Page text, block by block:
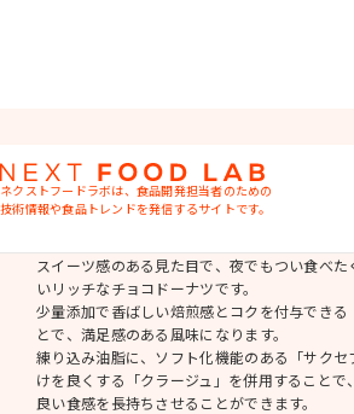
ネクストフードラボは、食品開発担当者のための
技術情報や食品トレンドを発信するサイトです。
記事
製品情報
レシピ
イベント・セミナー
ミヨシ油脂の強み
ドーナツ
チョコドーナツ
スイーツ感のある見た目で、夜でもつい食べ
いリッチなチョコドーナツです。
少量添加で香ばしい焙煎感とコクを付与できる
とで、満足感のある風味になります。
練り込み油脂に、ソフト化機能のある「サク
けを良くする「クラージュ」を併用すること
良い食感を長持ちさせることができます。